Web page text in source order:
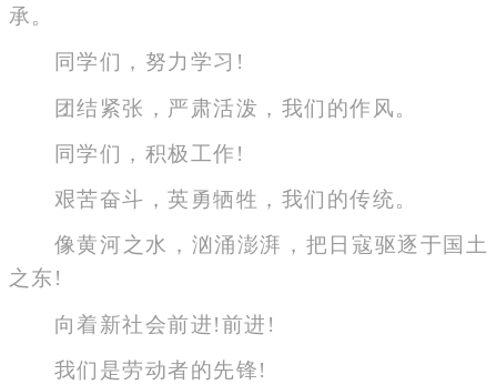
承。
同学们，努力学习!
团结紧张，严肃活泼，我们的作风。
同学们，积极工作!
艰苦奋斗，英勇牺牲，我们的传统。
像黄河之水，汹涌澎湃，把日寇驱逐于国土
之东!
向着新社会前进!前进!
我们是劳动者的先锋!